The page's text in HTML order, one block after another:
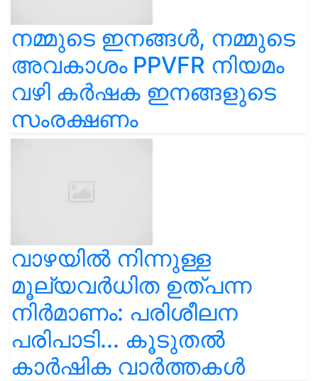
നമ്മുടെ ഇനങ്ങൾ, നമ്മുടെ
അവകാശം PPVFR നിയമം
വഴി കർഷക ഇനങ്ങളുടെ
സംരക്ഷണം
വാഴയിൽ നിന്നുള്ള
മൂല്യവർധിത ഉത്പന്ന
നിർമാണം: പരിശീലന
പരിപാടി... കൂടുതൽ
കാർഷിക വാർത്തകൾ